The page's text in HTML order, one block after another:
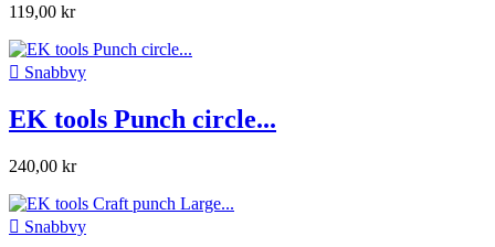
119,00 kr
 Snabbvy
EK tools Punch circle...
240,00 kr
 Snabbvy